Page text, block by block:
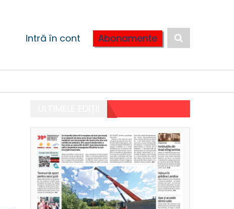
Intră în cont Abonamente